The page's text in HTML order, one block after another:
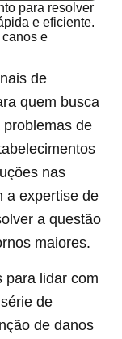
para resolver
e eficiente.
e
de
quem busca
de
nas
a expertise de
a questão
maiores.
para lidar com
de
de danos